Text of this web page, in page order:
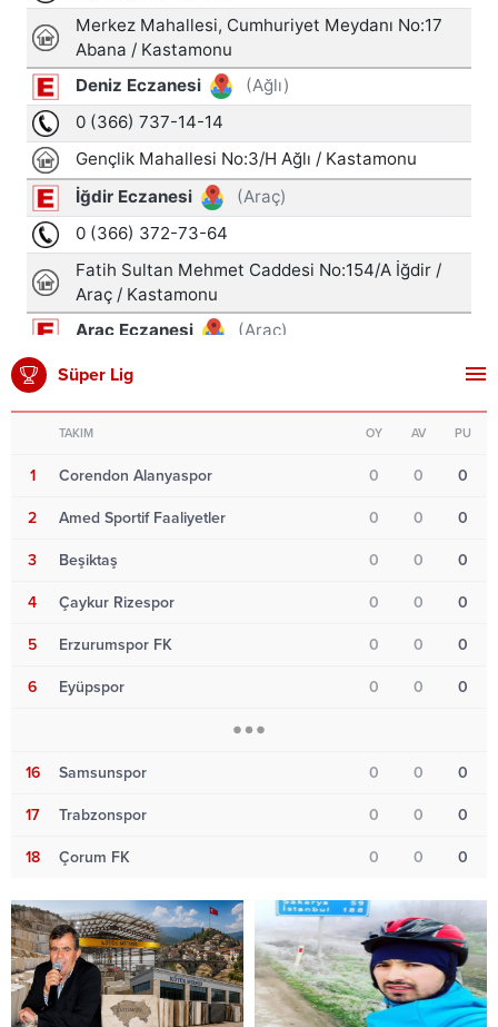
Süper Lig
TAKIM OY AV PU
1 Corendon Alanyaspor 0 0 0
2 Amed Sportif Faaliyetler 0 0 0
3 Beşiktaş 0 0 0
4 Çaykur Rizespor 0 0 0
5 Erzurumspor FK 0 0 0
6 Eyüpspor 0 0 0
16 Samsunspor 0 0 0
17 Trabzonspor 0 0 0
18 Çorum FK 0 0 0